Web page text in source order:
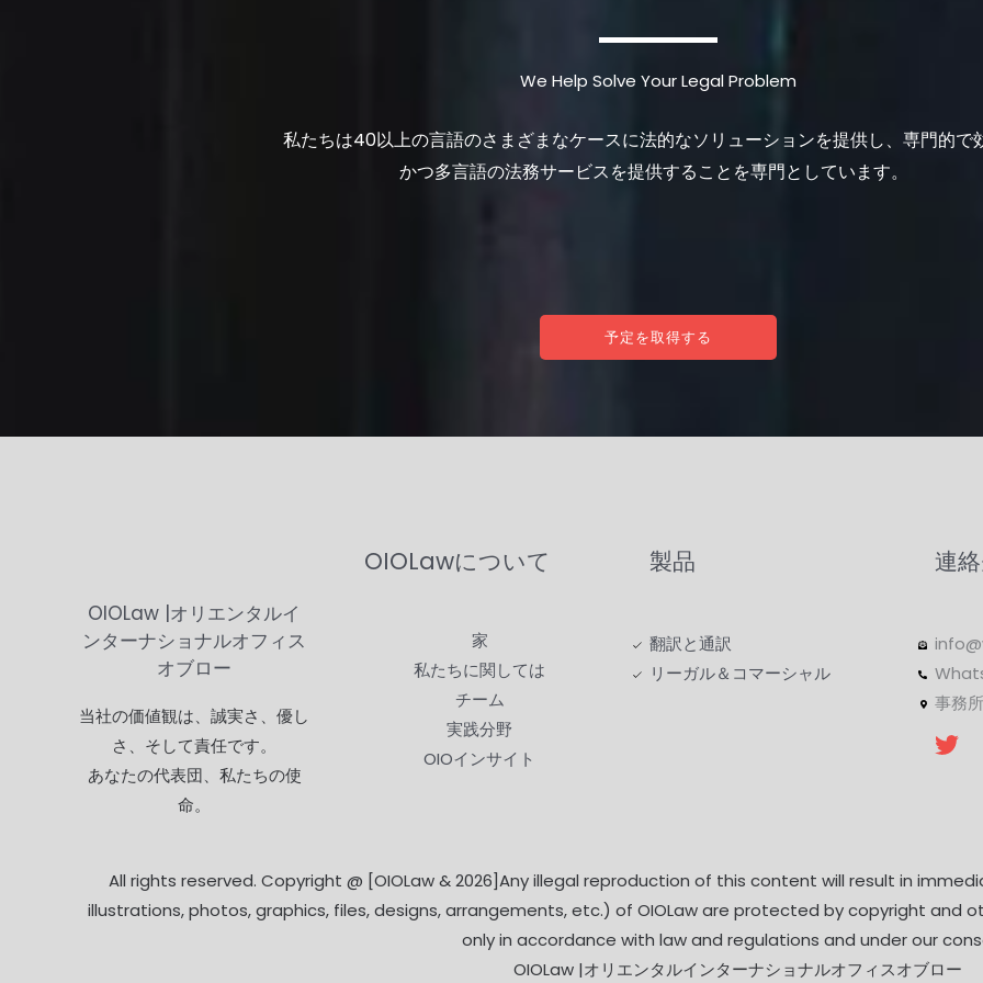
We Help Solve Your Legal Problem
私たちは40以上の言語のさまざまなケースに法的なソリューションを提供し、専門的で
かつ多言語の法務サービスを提供することを専門としています。
予定を取得する
OIOLaw |オリエンタルイ
ンターナショナルオフィス
オブロー
当社の価値観は、誠実さ、優し
さ、そして責任です。
あなたの代表団、私たちの使
命。
OIOLawについて
家
私たちに関しては
チーム
実践分野
OIOインサイト
製品
翻訳と通訳
リーガル＆コマーシャル
連
事務
All rights reserved. Copyright @ [OIOLaw & 2026]Any illegal reproduction of this content will result in
illustrations, photos, graphics, files, designs, arrangements, etc.) of OIOLaw are protected by copyright and
only in accordance with law and regulations and under our
OIOLaw |オリエンタルインターナショナルオフィスオブロー